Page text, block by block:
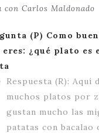
con Carlos Maldonado
(P) Como
eres: ¿qué plato es
Respuesta (R): Aquí
muchos platos por
gustan mucho las
patatas con